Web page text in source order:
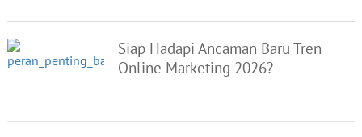
Siap Hadapi Ancaman Baru Tren
Online Marketing 2026?